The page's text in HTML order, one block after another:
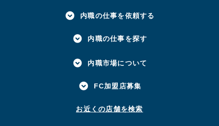
内職の仕事を依頼する
内職の仕事を探す
内職市場について
FC加盟店募集
お近くの店舗を検索